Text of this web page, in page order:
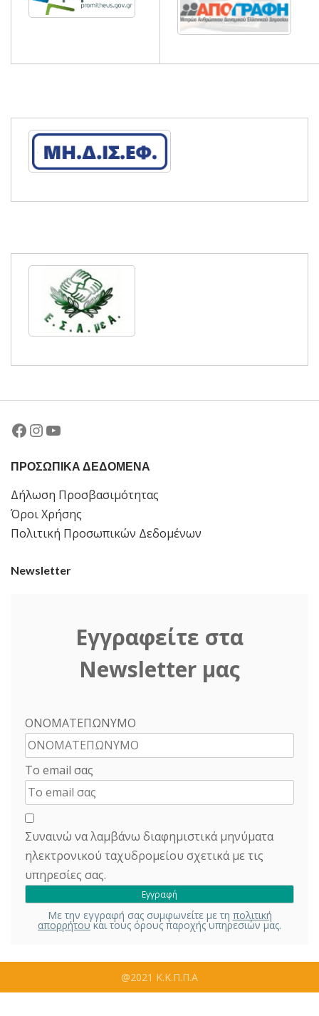
Facebook
Instagram
YouTube
ΠΡΟΣΩΠΙΚΑ ΔΕΔΟΜΕΝΑ
Δήλωση Προσβασιμότητας
Όροι Χρήσης
Πολιτική Προσωπικών Δεδομένων
Newsletter
Εγγραφείτε στα
Newsletter μας
ΟΝΟΜΑΤΕΠΩΝΥΜΟ
Το email σας
Συναινώ να λαμβάνω διαφημιστικά μηνύματα
ηλεκτρονικού ταχυδρομείου σχετικά με τις
υπηρεσίες σας.
Με την εγγραφή σας συμφωνείτε με τη πολιτική
απορρήτουκαι τους όρους παροχής υπηρεσιών μας.
@2021 Κ.Κ.Π.Π.Α